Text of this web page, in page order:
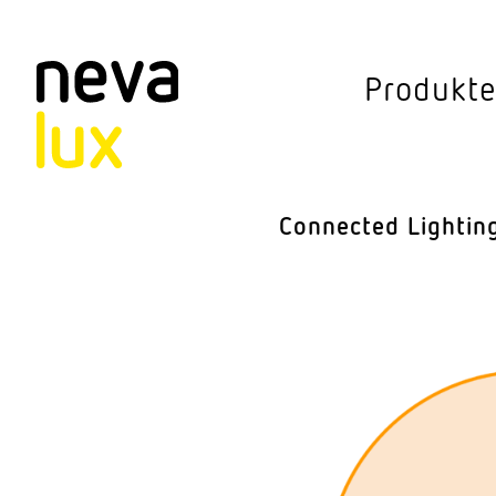
Produkte
Steh­leuchten
Stras­sen­leuchten
Connected